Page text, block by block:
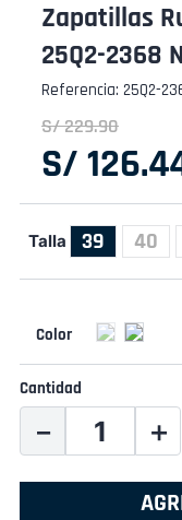
Zapatillas
25Q2-2368
Referencia: 25Q2-
S/229.90
S/ 126.
Talla 39 40
Cantidad
＋
－